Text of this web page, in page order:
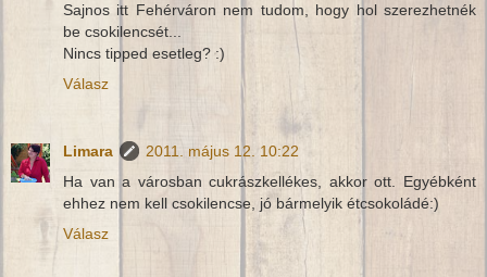
Sajnos itt Fehérváron nem tudom, hogy hol szerezhetnék
be csokilencsét...
Nincs tipped esetleg? :)
Válasz
Limara
2011. május 12. 10:22
Ha van a városban cukrászkellékes, akkor ott. Egyébként
ehhez nem kell csokilencse, jó bármelyik étcsokoládé:)
Válasz